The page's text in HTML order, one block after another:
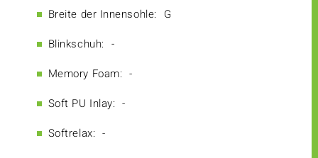
Breite der Innensohle: G
Blinkschuh: -
Memory Foam: -
Soft PU Inlay: -
Softrelax: -